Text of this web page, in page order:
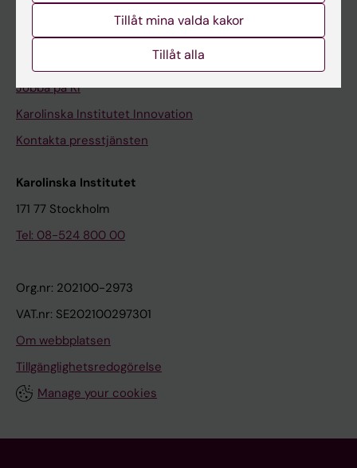
Kontakta och besök KI
Universitetsbiblioteket
Stöd forskning och utbildning
Jobba på KI
Karolinska Institutet Innovation
Kontakta presstjänsten
Karolinska Institutet
171 77 Stockholm
Tel: 08-524 800 00
Org.nr: 202100-2973
VAT.nr: SE202100297301
Om webbplatsen
Tillgänglighetsredogörelse
Manage your cookies
Tillåt mina valda kakor
Tillåt alla